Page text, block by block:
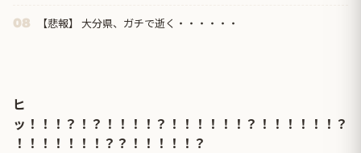
08 【悲報】 大分県、ガチで逝く・・・・・・
ヒ
ッ！！！？！？！！！！？！！！！！！？！！！！！！？
！！！！！！！？？！！！！！？